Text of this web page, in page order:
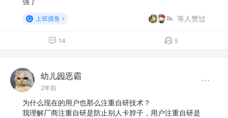
上班摸鱼 等人赞过
14 5
幼儿园恶霸
2年前
为什么现在的用户也那么注重自研技术？
我理解厂商注重自研是防止别人卡脖子，用户注重自研是